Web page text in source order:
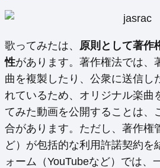
歌ってみたは、 原則として著作
性があります。著作権法では、
曲を複製したり、公衆に送信し
れているため、オリジナル楽曲
てみた動画を公開することは、
合があります。ただし、著作権
ど）が包括的な利用許諾契約を
ォーム（YouTubeなど）では、